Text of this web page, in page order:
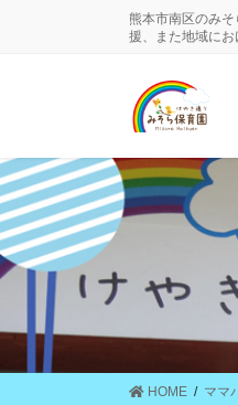
移
動
ン
に
移
動
熊本市南区のみ
援、また地域に
HOME ママ